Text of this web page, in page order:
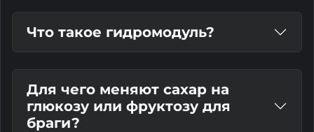
Что такое гидромодуль?
Для чего меняют сахар на
глюкозу или фруктозу для
браги?